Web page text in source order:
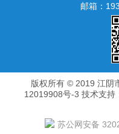
邮箱：
版权所有 © 2019 江阴
12019908号-3 技术支持
苏公网安备